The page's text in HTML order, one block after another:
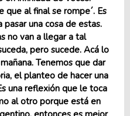
que al final se rompe´. Es
una cosa de estas.
no van a llegar a tal
pero sucede. Acá lo
Tenemos que dar
el planteo de hacer una
una reflexión que le toca
al otro porque está en